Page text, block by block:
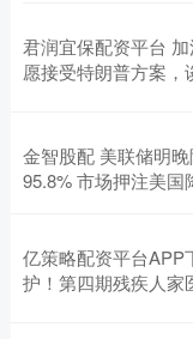
君润宜保配资平台
愿接受特朗普方案，
金智股配 美联储明
95.8% 市场押注美国
亿策略配资平台APP
护！第四期残疾人家